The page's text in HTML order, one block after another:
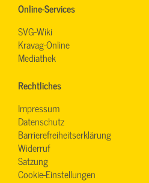
Online-Services
SVG-Wiki
Kravag-Online
Mediathek
Rechtliches
Impressum
Datenschutz
Barrierefreiheitserklärung
Widerruf
Satzung
Cookie-Einstellungen